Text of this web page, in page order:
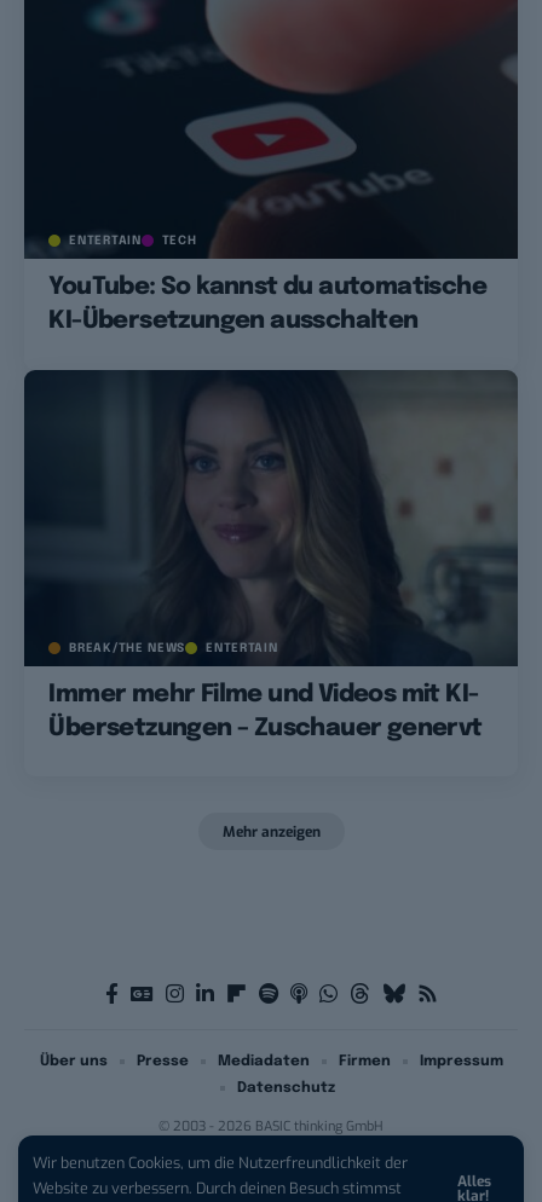
Wir benutzen Cookies, um die Nutzerfreundlichkeit der
Website zu verbessern. Durch deinen Besuch stimmst
Alles
klar!
ENTERTAIN TECH
YouTube: So kannst du automatische
KI-Übersetzungen ausschalten
BREAK/THE NEWS ENTERTAIN
Immer mehr Filme und Videos mit KI-
Übersetzungen – Zuschauer genervt
Mehr anzeigen
© 2003 - 2026 BASIC thinking GmbH
Über uns Presse Mediadaten Firmen
Impressum
Datenschutz